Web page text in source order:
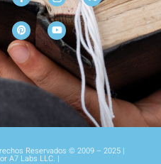
Reservados © 2009 – 2025 |
A7 Labs LLC. |